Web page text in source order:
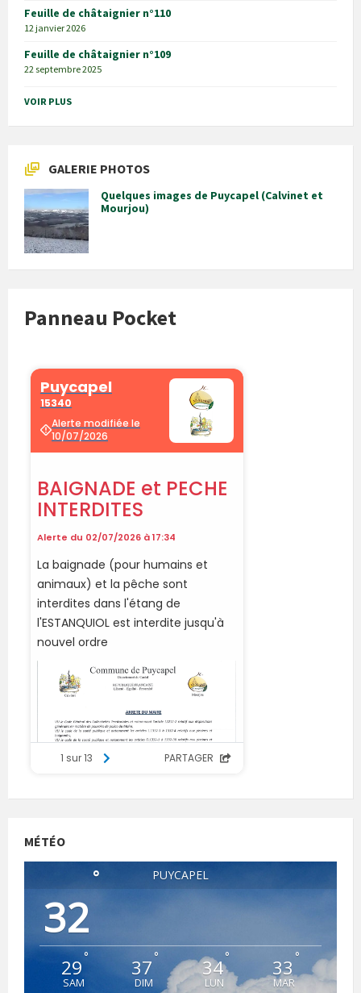
Feuille de châtaignier n°110
12 janvier 2026
Feuille de châtaignier n°109
22 septembre 2025
VOIR PLUS
GALERIE PHOTOS
Quelques images de Puycapel (Calvinet et
Mourjou)
Panneau Pocket
MÉTÉO
PUYCAPEL
32
°
29°
SAM
37 °
DIM
34°
LUN
33 °
MAR